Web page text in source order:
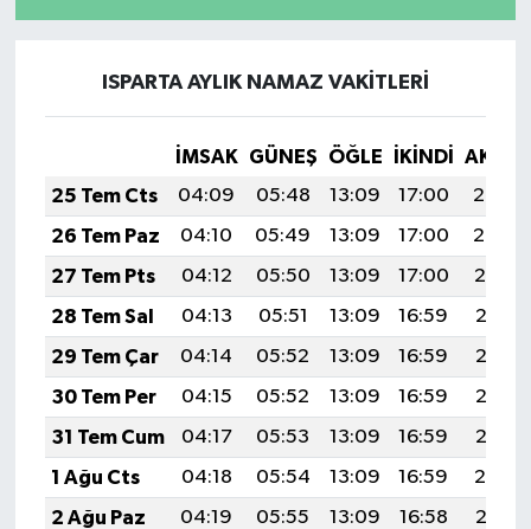
ISPARTA AYLIK NAMAZ VAKITLERI
İMSAK GÜNEŞ ÖĞLE İKINDI
25 Tem Cts
04:09 05:48 13:09 17:00
20:20
26 Tem Paz
04:10 05:49 13:09 17:00
20:20
27 Tem Pts
04:12 05:50 13:09 17:00
20:19
28 Tem Sal
04:13 05:51 13:09 16:59
20:18
29 Tem Çar
04:14 05:52 13:09 16:59
20:17
30 Tem Per
04:15 05:52 13:09 16:59
20:16
31 Tem Cum
04:17 05:53 13:09 16:59
20:15
1 Ağu Cts
04:18 05:54 13:09 16:59
20:14
2 Ağu Paz
04:19 05:55 13:09 16:58
20:13